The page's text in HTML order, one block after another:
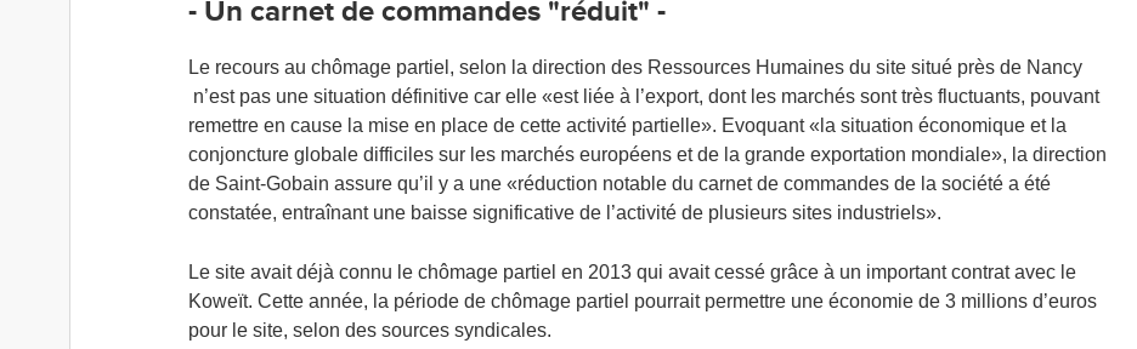
- Un carnet de commandes "réduit" -
Le recours au chômage partiel, selon la direction des Ressources Humaines du site situé près de Nancy
n’est pas une situation définitive car elle «est liée à l’export, dont les marchés sont très fluctuants, pouvant
remettre en cause la mise en place de cette activité partielle». Evoquant «la situation économique et la
conjoncture globale difficiles sur les marchés européens et de la grande exportation mondiale», la direction
de Saint-Gobain assure qu’il y a une «réduction notable du carnet de commandes de la société a été
constatée, entraînant une baisse significative de l’activité de plusieurs sites industriels».
Le site avait déjà connu le chômage partiel en 2013 qui avait cessé grâce à un important contrat avec le
Koweït. Cette année, la période de chômage partiel pourrait permettre une économie de 3 millions d’euros
pour le site, selon des sources syndicales.